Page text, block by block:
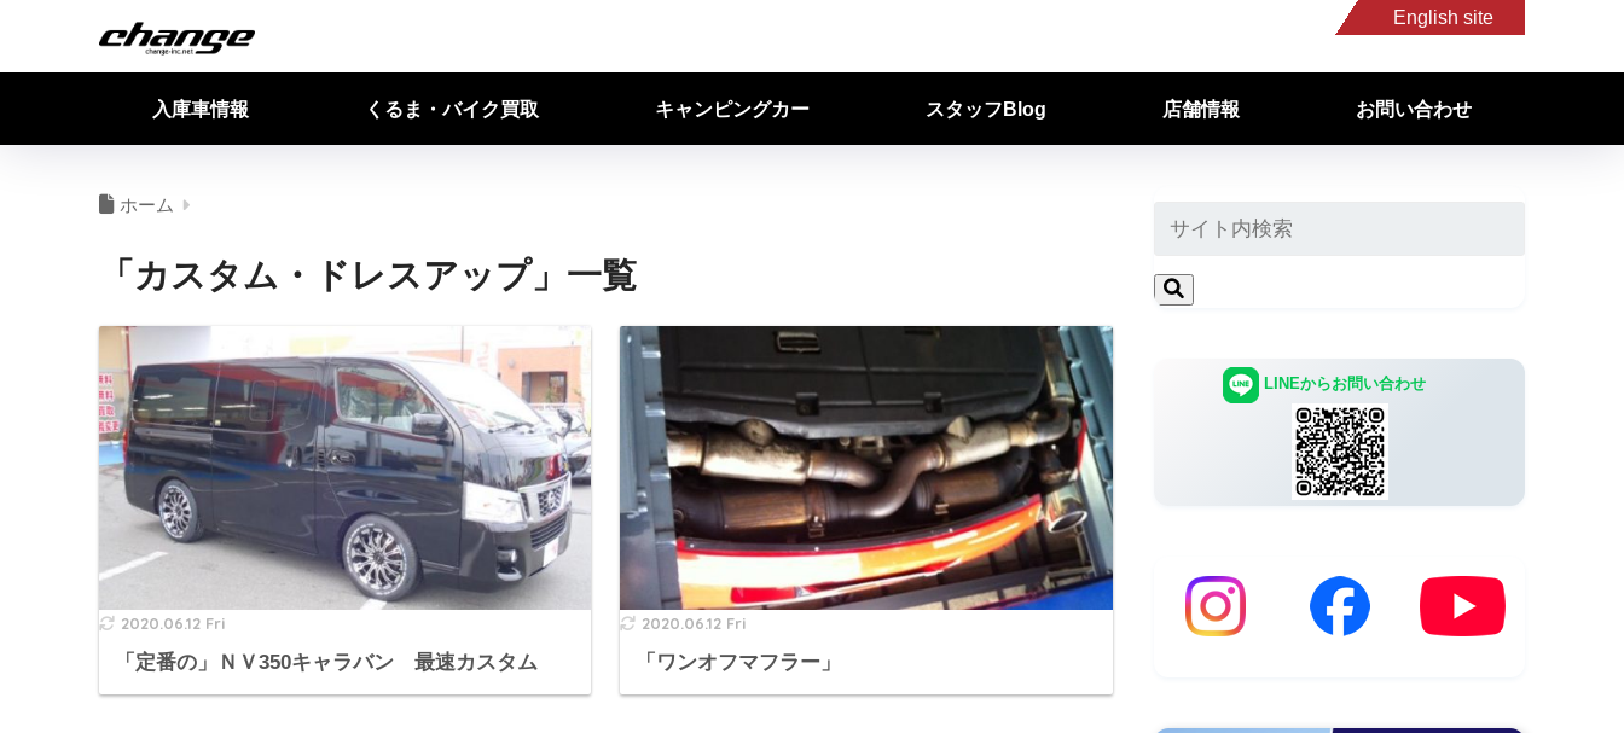
English site
入庫車情報 くるま・バイク買取 キャンピングカー スタッフBlog 店舗情報 お問い合わせ
ホーム
「カスタム・ドレスアップ」一覧
2020.06.12 Fri
「定番の」ＮＶ350キャラバン 最速カスタム
2020.06.12 Fri
「ワンオフマフラー」
LINEからお問い合わせ